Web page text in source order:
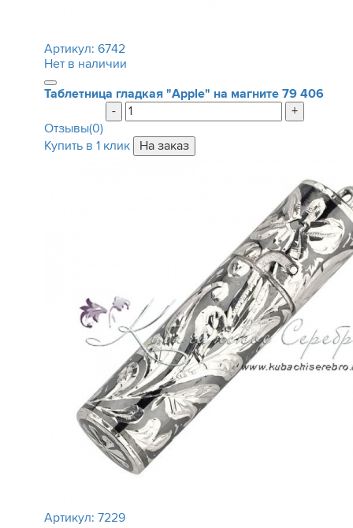
Артикул: 6742
Нет в наличии
Таблетница гладкая "Apple" на магните 79 406
-
+
Отзывы(0)
Купить в 1 клик
Артикул: 7229